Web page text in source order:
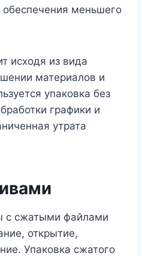
меньшего
исходя из вида
материалов и
упаковка без
графики и
утрата
с сжатыми файлами
открытие,
Упаковка сжатого